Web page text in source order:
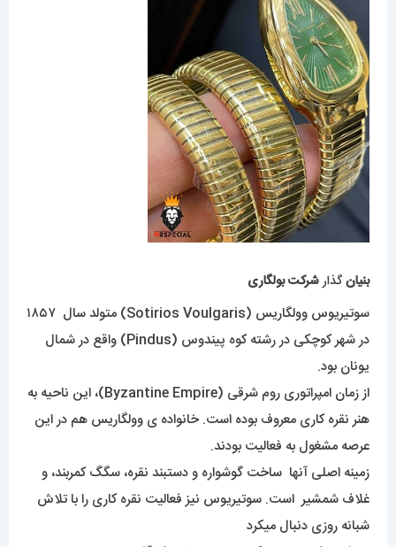
بنیانگذارشرکت بولگاری
سوتیریوس وولگاریس (Sotirios Voulgaris) متولد سال ۱۸۵۷
در شهر کوچکی در رشته کوه پیندوس (Pindus) واقع در شمال
یونان بود.
از زمان امپراتوری روم شرقی (Byzantine Empire)، این ناحیه به
هنر نقره کاری معروف بوده است. خانواده ی وولگاریس هم در این
عرصه مشغول به فعالیت بودند.
زمینه اصلی آنها ساخت گوشواره و دستبند نقره، سگگ کمربند، و
غلاف شمشیر است. سوتیریوس نیز فعالیت نقره کاری را با تلاش
شبانه روزی دنبال میکرد